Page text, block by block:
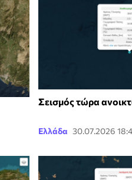
Σεισμός τώρα
Ελλάδα 30.07.2026